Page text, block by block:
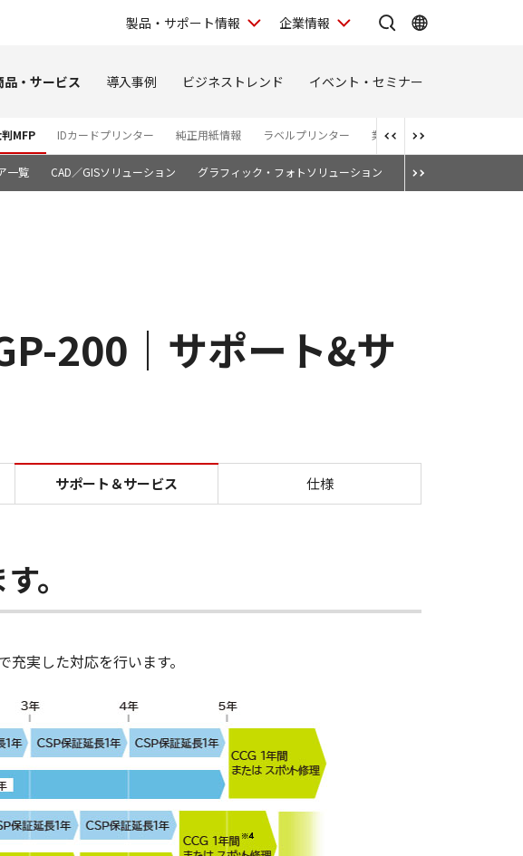
製品・サポート情報 企業情報
品・サービス 導入事例 ビジネストレンド イベント・セミナー
MFP IDカードプリンター 純正用紙情報 ラベルプリンター 業務用モバイルプリンター
一覧 CAD／GISソリューション グラフィック・フォトソリューション ポスタークラウド連携
200｜サポート&サ
2000・GP-300・GP-200 サポート＆サービス | 大判プリンター
サポート＆サービス 仕様
。
実した対応を行います。